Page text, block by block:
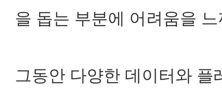
을 돕는 부분에 어려움을
그동안 다양한 데이터와